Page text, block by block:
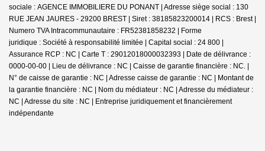
sociale : AGENCE IMMOBILIERE DU PONANT | Adresse siège social : 130
RUE JEAN JAURES - 29200 BREST | Siret : 38185823200014 | RCS : Brest |
Numero TVA Intracommunautaire : FR52381858232 | Forme
juridique : Société à responsabilité limitée | Capital social : 24 800 |
Assurance RCP : NC | Carte T : 29012018000032393 | Date de délivrance :
0000-00-00 | Lieu de délivrance : NC | Caisse de garantie financière : NC. |
N° de caisse de garantie : NC | Adresse caisse de garantie : NC | Montant de
la garantie financière : NC | Nom du médiateur : NC | Adresse du médiateur :
NC | Adresse du site : NC | Entreprise juridiquement et financièrement
indépendante